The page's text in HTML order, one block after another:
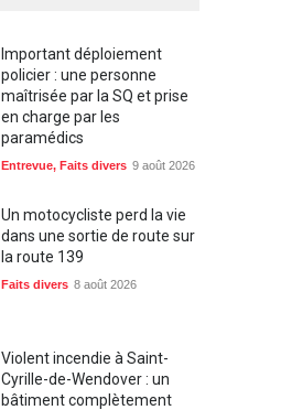
Important déploiement
policier : une personne
maîtrisée par la SQ et prise
en charge par les
paramédics
Entrevue, Faits divers 9 août 2026
Un motocycliste perd la vie
dans une sortie de route sur
la route 139
Faits divers 8 août 2026
Violent incendie à Saint-
Cyrille-de-Wendover : un
bâtiment complètement